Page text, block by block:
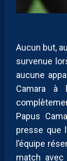
Aucun but,
survenue
aucune
Camara à
Papus
presse que
l’équipe
match avec